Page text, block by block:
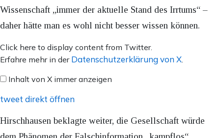
Wissenschaft „immer der aktuelle Stand des Irrtums“ –
daher hätte man es wohl nicht besser wissen können.
Inhalt
von
anzeigen
Click here to display content from Twitter.
Erfahre mehr in der Datenschutzerklärung von X.
Inhalt von X immer anzeigen
tweet direkt öffnen
Hirschhausen beklagte weiter, die Gesellschaft würde